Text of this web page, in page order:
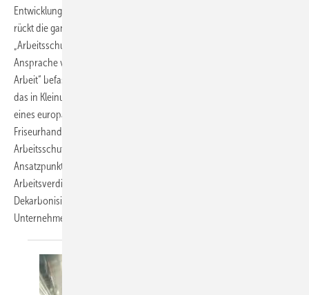
Entwicklungen vorgestellt. Die Arbeitsmedizinische Regel AMR 3.3.
rückt die ganzheitliche Vorsorge in den Fokus. Die Originalarbeit
„Arbeitsschutz „im Huckepack“ – ein alternatives Konzept zur
Ansprache von Unternehmen auf Sicherheit und Gesundheit bei der
Arbeit“ befasst sich mit einer höheren Umsetzungsmotivation als Ziel,
das in Kleinunternehmen erprobt wurde. Ferner werden Ergebnisse
eines europaweiten Projekts zum Arbeits- und Gesundheitsschutz im
Friseurhandwerk vorgestellt. Für geschlechtergerechtem
Arbeitsschutz in Betrieben gibt es gute Argumente. Dazu werden
Ansatzpunkte sowie Beispiele aus der Praxis aufgezeigt.
Arbeitsverdichtung, Digitalisierung, Folgen des Klimawandels,
Dekarbonisierung: Ein vorausschauender Arbeitsschutz macht
Unternehmen